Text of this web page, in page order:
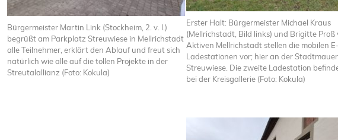
Bürgermeister Martin Link (Stockheim, 2. v. l.)
begrüßt am Parkplatz Streuwiese in Mellrichstadt
alle Teilnehmer, erklärt den Ablauf und freut sich
natürlich wie alle auf die tollen Projekte in der
Streutalallianz (Foto: Kokula)
Erster Halt: Bürgermeister Michael Kraus
(Mellrichstadt, Bild links) und Brigitte Proß
Aktiven Mellrichstadt stellen die mobilen
Ladestationen vor; hier an der
Streuwiese. Die zweite Ladestation
bei der Kreisgallerie (Foto: Kokula)